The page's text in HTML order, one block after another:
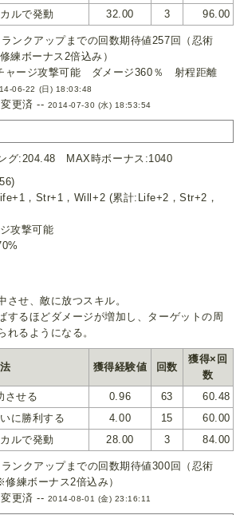
ルで発動
32.00 3 96.00
ンクアップまでの回数期待値257回（忍術
ボーナス2倍込み）
ャージ攻撃可能 ダメージ360％ 射程距離
06-22 (日) 18:03:48
更済 -- 2014-07-30 (水) 18:53:54
グ:204.48 MAX時ボーナス:1040
，Str+1，Will+2 (累計:Life+2，Str+2，
攻撃可能
させ、敵に放つスキル。
するほどダメージが増加し、ターゲットの周
れるようになる。
獲得経験値 回数
獲得×回
数
させる
0.96 63
60.48
に勝利する
4.00 15
60.00
ルで発動
28.00 3 84.00
ンクアップまでの回数期待値300回（忍術
練ボーナス2倍込み）
更済 -- 2014-08-01 (金) 23:16:11